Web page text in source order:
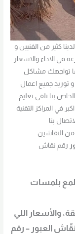
لدينا كثير من الفنيين و
في الاداء والاسعار
التي قد تصل الى 20% عندما تواجهك مشاكل
جميع اعمال
بنا تلقي تعليم
في المراكز التقنية
بنا
من النقاشين
رقم نقاش
بلمسات
والأسعار اللي
نقّاش العبور – رقم